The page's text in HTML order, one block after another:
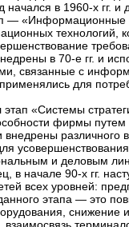
в 1960-х гг. и
— «Информационные
технологий,
в 70-е гг. и
связанные с
для
этап «Системы
фирмы
внедрены
и деловым
в начале 90-х гг.
всех уровней:
этапа — это
снижение